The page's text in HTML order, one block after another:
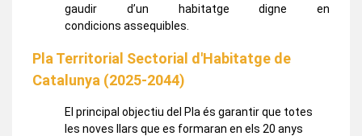
gaudir d’un habitatge digne en
condicions assequibles.
Pla Territorial Sectorial d'Habitatge de
Catalunya (2025-2044)
El principal objectiu del Pla és garantir que totes
les noves llars que es formaran en els 20 anys